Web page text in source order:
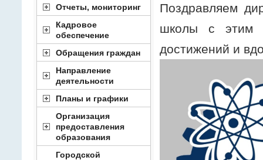
Поздравляем
школы с этим
достижений и
Отчеты, мониторинг
Кадровое
обеспечение
Обращения граждан
Направление
деятельности
Планы и графики
Организация
предоставления
образования
Городской